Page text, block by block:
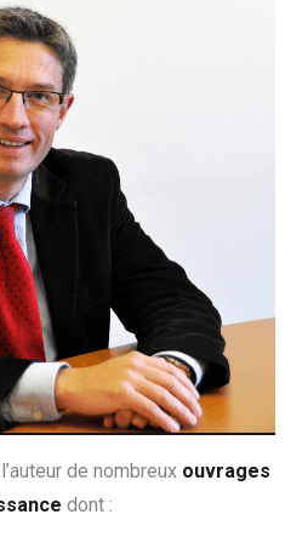
de nombreux ouvrages
dont :